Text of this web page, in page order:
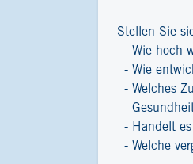
Stellen Sie
Wie hoch
Wie
Welches
Handelt
Welche